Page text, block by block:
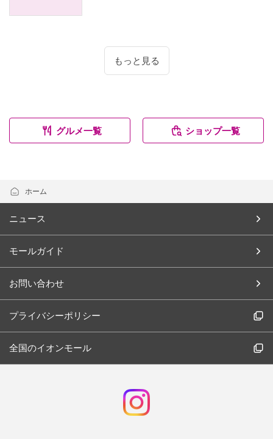
もっと見る
グルメ一覧 ショップ一覧
ホーム
ニュース
モールガイド
お問い合わせ
プライバシーポリシー
全国のイオンモール